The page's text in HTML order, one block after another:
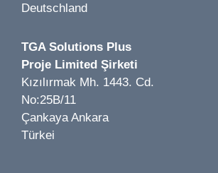
Image 1 of 1
Deutschland
TGA Solutions Plus
Proje Limited Şirketi
Kızılırmak Mh. 1443. Cd.
No:25B/11
Çankaya Ankara
Türkei